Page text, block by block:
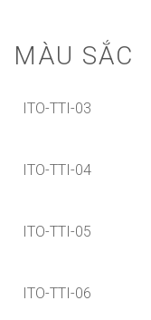
MÀU SẮC
ITO-TTI-03
ITO-TTI-04
ITO-TTI-05
ITO-TTI-06